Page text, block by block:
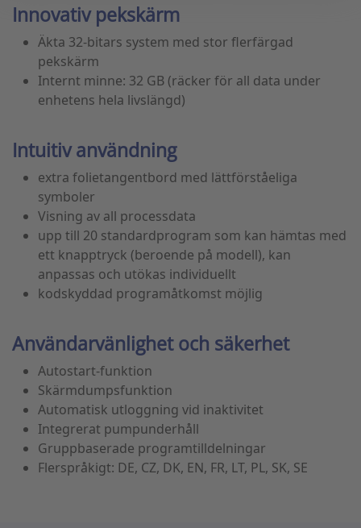
Innovativ pekskärm
Äkta 32-bitars system med stor flerfärgad
pekskärm
Internt minne: 32 GB (räcker för all data under
enhetens hela livslängd)
Intuitiv användning
extra folietangentbord med lättförståeliga
symboler
Visning av all processdata
upp till 20 standardprogram som kan hämtas med
ett knapptryck (beroende på modell), kan
anpassas och utökas individuellt
kodskyddad programåtkomst möjlig
Användarvänlighet och säkerhet
Autostart-funktion
Skärmdumpsfunktion
Automatisk utloggning vid inaktivitet
Integrerat pumpunderhåll
Gruppbaserade programtilldelningar
Flerspråkigt: DE, CZ, DK, EN, FR, LT, PL, SK, SE